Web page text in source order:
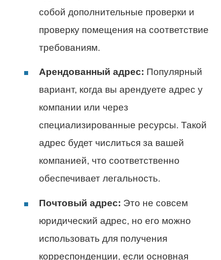
собой дополнительные проверки и
проверку помещения на соответствие
требованиям.
Арендованный адрес: Популярный
вариант, когда вы арендуете адрес у
компании или через
специализированные ресурсы. Такой
адрес будет числиться за вашей
компанией, что соответственно
обеспечивает легальность.
Почтовый адрес: Это не совсем
юридический адрес, но его можно
использовать для получения
корреспонденции, если основная